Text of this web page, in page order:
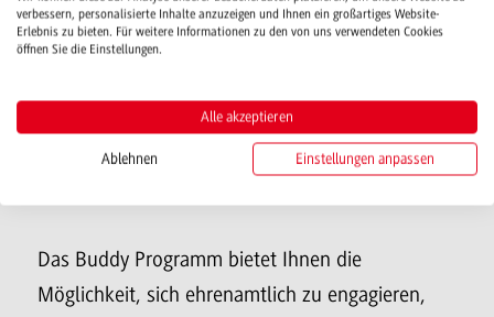
Die Buddies erhalten bereits vor Ankunft der
Austauschstudierenden die Möglichkeit mit
treten, um bei möglichen Fragen vor Ankunft zu
unterstützen und sich schon etwas
Das Buddy Programm bietet Ihnen die
Möglichkeit, sich ehrenamtlich zu engagieren,
verbessern, personalisierte Inhalte anzuzeigen und Ihnen ein großartiges Website-
Erlebnis zu bieten. Für weitere Informationen zu den von uns verwendeten Cookies
öffnen Sie die Einstellungen.
Alle akzeptieren
Ablehnen Einstellungen anpassen